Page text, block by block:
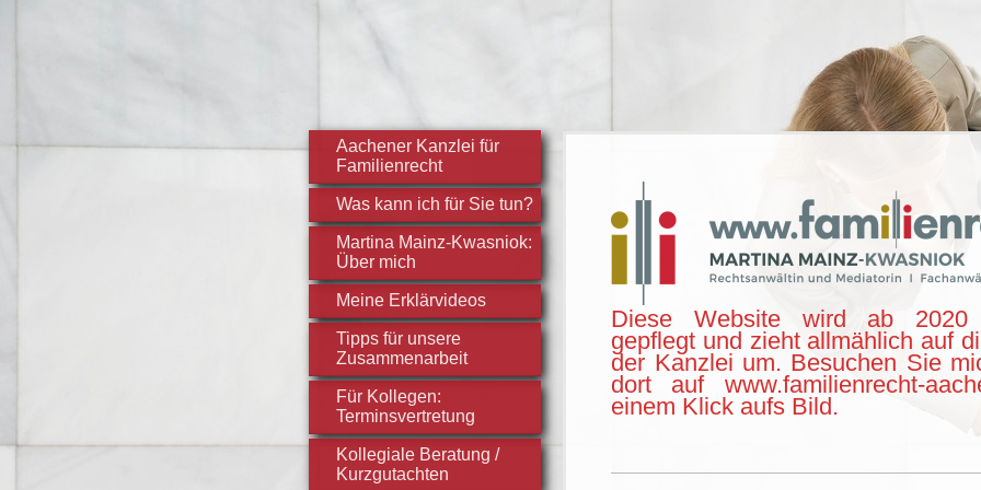
Aachener Kanzlei für
Familienrecht
Was kann ich für Sie tun?
Martina Mainz-Kwasniok:
Über mich
Meine Erklärvideos
Tipps für unsere
Zusammenarbeit
Für Kollegen:
Terminsvertretung
Kollegiale Beratung /
Kurzgutachten
Diese Website wird ab 2020
gepflegt und zieht allmählich auf
der Kanzlei um. Besuchen Sie
dort auf www.familienrecht-
einem Klick aufs Bild.